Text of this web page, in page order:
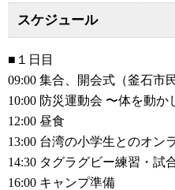
スケジュール
■１日目
09:00 集合、開会式（釜石市
10:00 防災運動会 〜体を動
12:00 昼食
13:00 台湾の小学生とのオン
14:30 タグラグビー練習・試
16:00 キャンプ準備